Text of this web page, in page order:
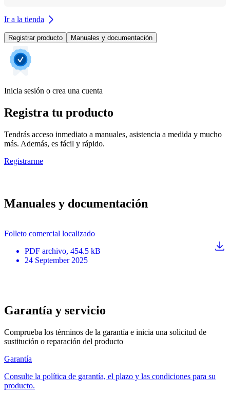
Ir a la tienda
Registrar producto Manuales y documentación
Inicia sesión o crea una cuenta
Registra tu producto
Tendrás acceso inmediato a manuales, asistencia a medida y mucho
más. Además, es fácil y rápido.
Registrarme
Manuales y documentación
Folleto comercial localizado
PDF archivo, 454.5 kB
24 September 2025
Garantía y servicio
Comprueba los términos de la garantía e inicia una solicitud de
sustitución o reparación del producto
Garantía
Consulte la política de garantía, el plazo y las condiciones para su
producto.